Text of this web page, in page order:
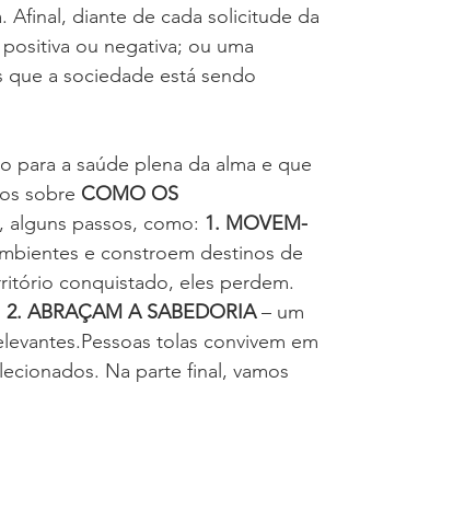
Afinal, diante de cada solicitude da
ou negativa; ou uma
a sociedade está sendo
a saúde plena da alma e que
sobre COMO OS
passos, como: 1. MOVEM-
e constroem destinos de
conquistado, eles perdem.
2. ABRAÇAM A SABEDORIA – um
tolas convivem em
Na parte final, vamos